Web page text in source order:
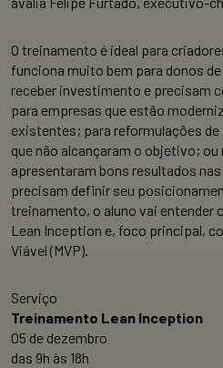
O treinamento é ideal para
funciona muito bem para donos
receber investimento e precisam
para empresas que estão
existentes; para reformulações
que não alcançaram o objetivo;
apresentaram bons resultados
precisam definir seu
treinamento, o aluno vai entender
Lean Inception e, foco principal,
Viável (MVP).
Serviço
Treinamento Lean Inception
05 de dezembro
das 9h às 18h